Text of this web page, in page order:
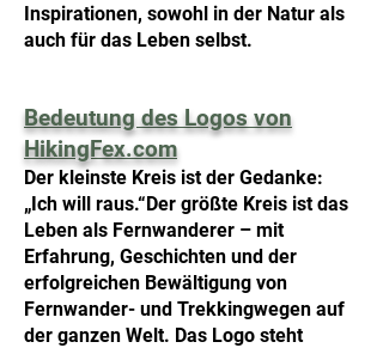
Inspirationen, sowohl in der Natur als
auch für das Leben selbst.
Bedeutung des Logos von
HikingFex.com
Der kleinste Kreis ist der Gedanke:
„Ich will raus.“Der größte Kreis ist das
Leben als Fernwanderer – mit
Erfahrung, Geschichten und der
erfolgreichen Bewältigung von
Fernwander- und Trekkingwegen auf
der ganzen Welt. Das Logo steht